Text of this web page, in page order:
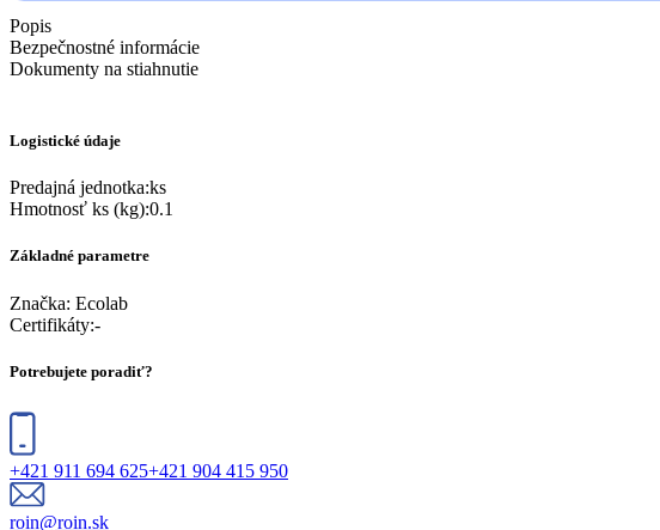
Popis
Bezpečnostné informácie
Dokumenty na stiahnutie
Logistické údaje
Predajná jednotka:ks
Hmotnosť ks (kg):0.1
Základné parametre
Značka: Ecolab
Certifikáty:-
Potrebujete poradiť?
+421 911 694 625+421 904 415 950
roin@roin.sk